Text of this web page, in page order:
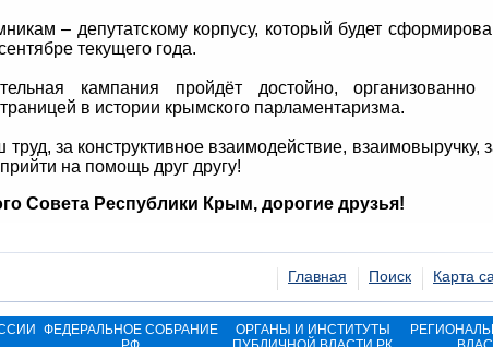
– депутатскому корпусу, который будет
текущего года.
кампания пройдёт достойно, организованно
в истории крымского парламентаризма.
за конструктивное взаимодействие, взаимовыручку,
на помощь друг другу!
Совета Республики Крым, дорогие друзья!
Главная Поиск Карта
ФЕДЕРАЛЬНОЕ СОБРАНИЕ
ОРГАНЫ И ИНСТИТУТЫ